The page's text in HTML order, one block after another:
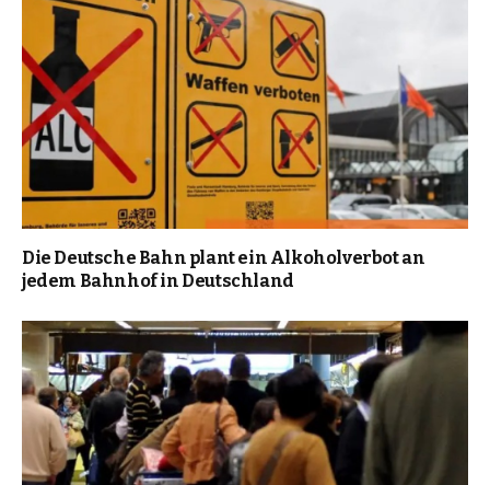
Die Deutsche Bahn plant ein Alkoholverbot an
jedem Bahnhof in Deutschland